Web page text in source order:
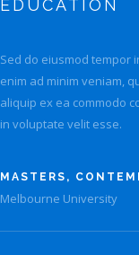
EDUCATION
Sed do eiusmod tempor
enim ad minim veniam,
aliquip ex ea commodo
in voluptate velit esse.
MASTERS,
Melbourne University